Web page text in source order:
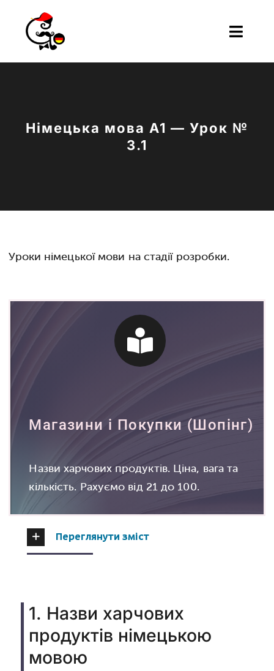
content
blog
Німецька мова A1 — Урок №
3.1
Уроки німецької мови на стадії розробки.
Магазини і Покупки (Шопінг)
Назви харчових продуктів. Ціна, вага та
кількість. Рахуємо від 21 до 100.
Переглянути зміст
1. Назви харчових
продуктів німецькою
мовою